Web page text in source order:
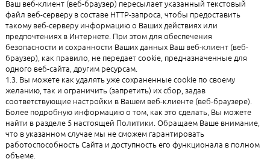
Ваш веб-клиент (веб-браузер) пересылает указанный текстовый
файл веб-серверу в составе HTTP-запроса, чтобы предоставить
такому веб-серверу информацию о Ваших действиях или
предпочтениях в Интернете. При этом для обеспечения
безопасности и сохранности Ваших данных Ваш веб-клиент (веб-
браузер), как правило, не передает cookie, предназначенные для
одного веб-сайта, другим ресурсам.
1.3. Вы можете как удалять уже сохраненные cookie по своему
желанию, так и ограничить (запретить) их сбор, задав
соответствующие настройки в Вашем веб-клиенте (веб-браузере).
Более подробную информацию о том, как это сделать, Вы можете
найти в разделе 5 настоящей Политики. Обращаем Ваше внимание,
что в указанном случае мы не сможем гарантировать
работоспособность Сайта и доступность его функционала в полном
объеме.